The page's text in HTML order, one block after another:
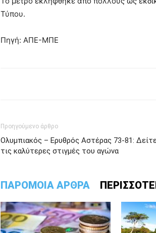
Τύπου.
Πηγή: ΑΠΕ-ΜΠΕ
Προηγούμενο άρθρο
Ολυμπιακός – Ερυθρός Αστέρας 73-81:
τις καλύτερες στιγμές του αγώνα
ΠΑΡΟΜΟΙΑ ΑΡΘΡΑ